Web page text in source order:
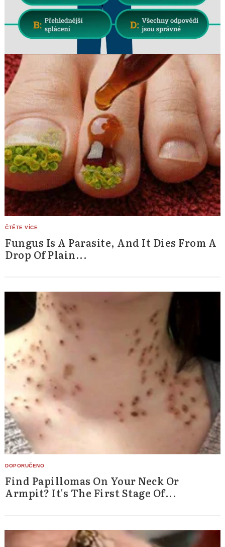
Fungus Is A Parasite, And It Dies From A
Drop Of Plain...
Find Papillomas On Your Neck Or
Armpit? It's The First Stage Of...